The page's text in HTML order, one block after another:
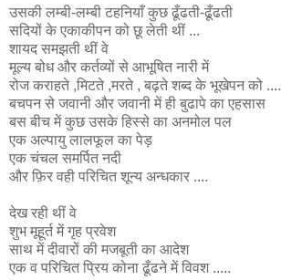
उसकी लम्बी-लम्बी टहनियाँ कुछ ढूँढती-ढूँढती
सदियों के एकाकीपन को छू लेती थीं ...
शायद समझती थीं वे
मूल्य बोध और कर्तव्यों से आभूषित नारी में
रोज कराहते ,मिटते ,मरते , बढ़ते शब्द के भूखेपन को ....
बचपन से जवानी और जवानी में ही बुढापे का एहसास
बस बीच में कुछ उसके हिस्से का अनमोल पल
एक अल्पायु लालफूल का पेड़
एक चंचल समर्पित नदी
और फ़िर वही परिचित शून्य अन्धकार ....
देख रही थीं वे
शुभ मूहूर्त में गृह प्रवेश
साथ में दीवारों की मजबूती का आदेश
एक व परिचित प्रिय कोना ढूँढने में विवश .....